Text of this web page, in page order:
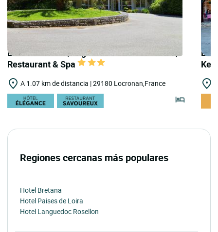
LOGIS HOTELS | Logis Hôtel Latitude Ouest,
Restaurant & Spa
A 1.07 km de distancia | 29180 Locronan,France
Regiones cercanas más populares
Hotel Bretana
Hotel Paises de Loira
Hotel Languedoc Rosellon